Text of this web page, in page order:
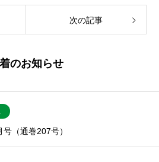
次の記事
のお知らせ
（通巻207号）